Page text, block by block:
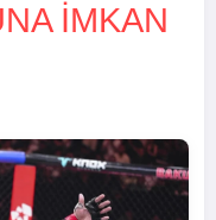
IMKAN